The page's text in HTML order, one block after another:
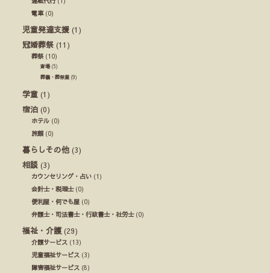
電車(0)
児童発達支援 (1)
冠婚葬祭 (11)
葬祭(10)
斎場(5)
葬儀・葬祭業 (9)
学童 (1)
宿泊 (0)
ホテル (0)
旅館 (0)
暮らしその他 (3)
相談 (3)
カウンセリング・占い (1)
会計士・税理士(0)
便利屋・何でも屋 (0)
弁護士・司法書士・行政書士・社労士(0)
福祉・介護(29)
介護サービス (13)
児童福祉サービス (3)
障害福祉サービス (8)